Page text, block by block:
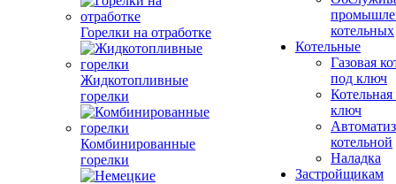
Горелки на отработке
Жидкотопливные
горелки
Комбинированные
горелки
котельных
Котельные
Газовая
под ключ
ключ
котельной
Наладка
Застройщикам